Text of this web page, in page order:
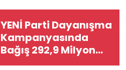
YENİ Parti Dayanışma
Kampanyasında
Bağış 292,9 Milyon
TL'ye Ulaştı